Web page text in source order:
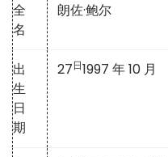
全
名
朗佐·鲍尔
出
生
日
期
27日1997 年 10 月